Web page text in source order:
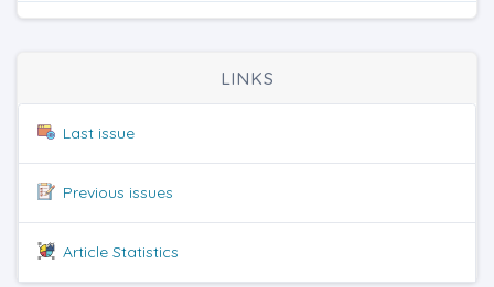
LINKS
Last issue
Previous issues
Article Statistics